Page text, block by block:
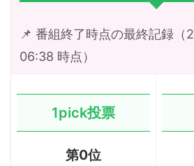
📌 番組終了時点の最終記録
06:38 時点）
1pick投票
第0位